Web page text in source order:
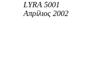
LYRA 5001
Απρίλιος 2002